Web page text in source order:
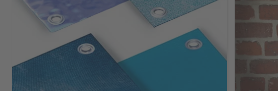
Übersicht Rollenetiketten
Etiketten
Etiketten für den Innenbereich
Etiketten für den Außenbereich
Papieretiketten
Transparente Etiketten
Flaschenetiketten
Lebensmitteletiketten